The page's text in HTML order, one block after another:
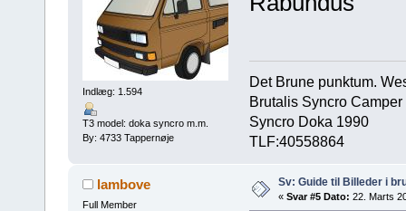
Indlæg: 1.594
T3 model: doka syncro m.m.
By: 4733 Tappernøje
Det Brune punktum.
Brutalis Syncro Camper
Syncro Doka 1990
TLF:40558864
lambove
Full Member
Sv: Guide til Billeder i
« Svar #5 Dato: 22. Marts